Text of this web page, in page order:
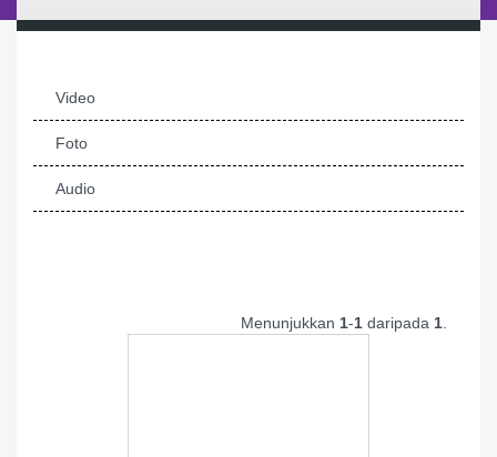
Video
Foto
Audio
Menunjukkan 1-1 daripada 1